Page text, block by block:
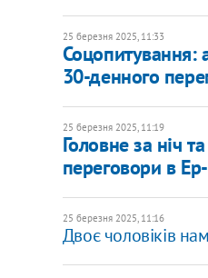
25 березня 2025, 11:33
Соцопитування:
30-денного
25 березня 2025, 11:19
Головне за ніч
переговори в Ер-
25 березня 2025, 11:16
Двоє чоловіків